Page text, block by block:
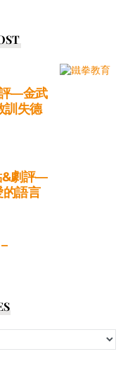
評—金武
訓失德
&劇評—
語言